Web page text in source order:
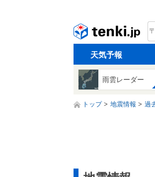
天気予報
雨雲レーダー
トップ 地震情報 過